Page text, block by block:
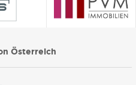
Österreich